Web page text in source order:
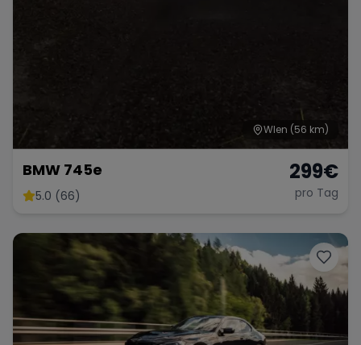
WIen (56 km)
BMW 745e
5.0 (66)
299€
pro Tag